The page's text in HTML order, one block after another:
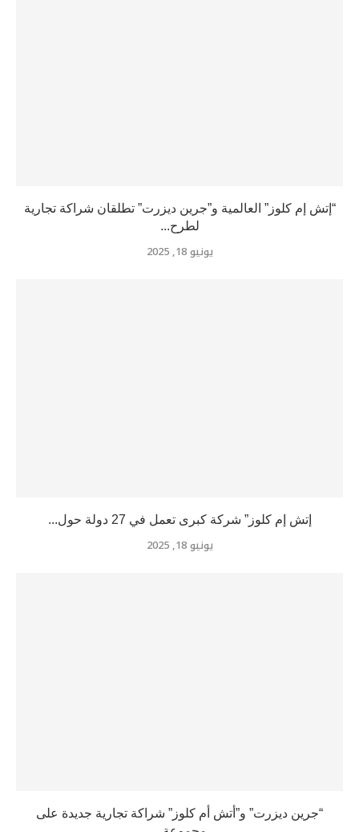
“إتش إم كلوز” العالمية و”جرين ديزرت” تطلقان شراكة تجارية
لطرح...
يونيو 18, 2025
إتش إم كلوز” شركة كبرى تعمل في 27 دولة حول...
يونيو 18, 2025
“جرين ديزرت” و”أتش أم كلوز” شراكة تجارية جديدة على